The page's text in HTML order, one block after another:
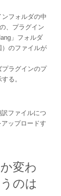
フォルダの中
、プラグイン
」フォルダ
のファイルが
プラグインのプ
る。
ファイルにつ
ップロードす
変わ
のは